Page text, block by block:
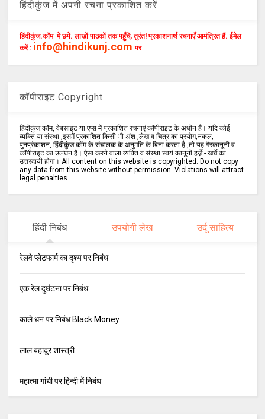
हिंदीकुंज में अपनी रचना प्रकाशित करें
हिंदीकुंज.कॉम में छपें. लाखों पाठकों तक पहुँचें, तुरंत! प्रकाशनार्थ रचनाएँ आमंत्रित हैं. ईमेल
करें : info@hindikunj.com पर
कॉपीराइट Copyright
हिंदीकुंज.कॉम, वेबसाइट या एप्स में प्रकाशित रचनाएं कॉपीराइट के अधीन हैं। यदि कोई
व्यक्ति या संस्था ,इसमें प्रकाशित किसी भी अंश ,लेख व चित्र का प्रयोग,नकल,
पुनर्प्रकाशन, हिंदीकुंज.कॉम के संचालक के अनुमति के बिना करता है ,तो यह गैरकानूनी व
कॉपीराइट का उलंघन है। ऐसा करने वाला व्यक्ति व संस्था स्वयं कानूनी हर्ज़े - खर्चे का
उत्तरदायी होगा। All content on this website is copyrighted. Do not copy
any data from this website without permission. Violations will attract
legal penalties.
हिंदी निबंध उपयोगी लेख उर्दू साहित्य
रेलवे प्लेटफार्म का दृश्य पर निबंध
एक रेल दुर्घटना पर निबंध
काले धन पर निबंध Black Money
लाल बहादुर शास्त्री
महात्मा गांधी पर हिन्दी में निबंध